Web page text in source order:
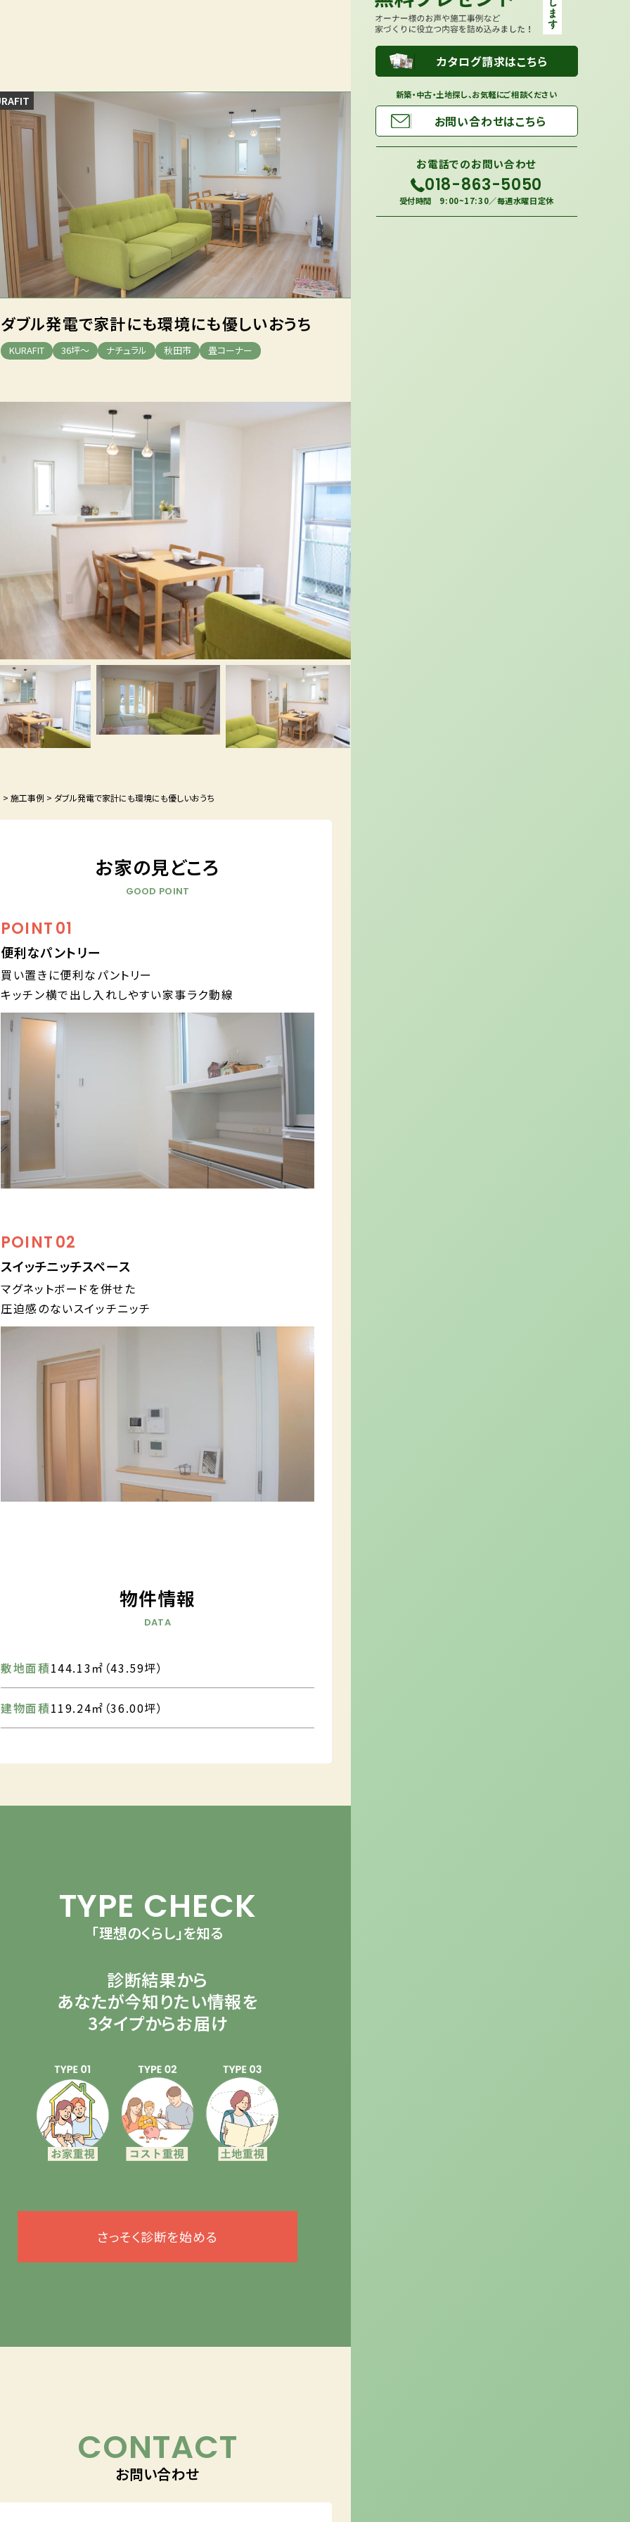
カタログ請求はこちら
新築・中古・土地探し、お気軽にご相談ください
お問い合わせはこちら
お電話でのお問い合わせ
018-863-5050
受付時間 9:00~17:30／毎週水曜日定休
ダブル発電で家計にも環境にも優しいおうち
KURAFIT 36坪～ ナチュラル 秋田市 畳コーナー
> 施工事例 > ダブル発電で家計にも環境にも優しいおうち
お家の見どころ
GOOD POINT
POINT01
便利なパントリー
買い置きに便利なパントリー
キッチン横で出し入れしやすい家事ラク動線
POINT02
スイッチニッチスペース
マグネットボードを併せた
圧迫感のないスイッチニッチ
物件情報
DATA
敷地面積144.13㎡（43.59坪）
建物面積119.24㎡（36.00坪）
TYPE CHECK
「理想のくらし」を知る
診断結果から
あなたが今知りたい情報を
3タイプからお届け
さっそく診断を始める
CONTACT
お問い合わせ